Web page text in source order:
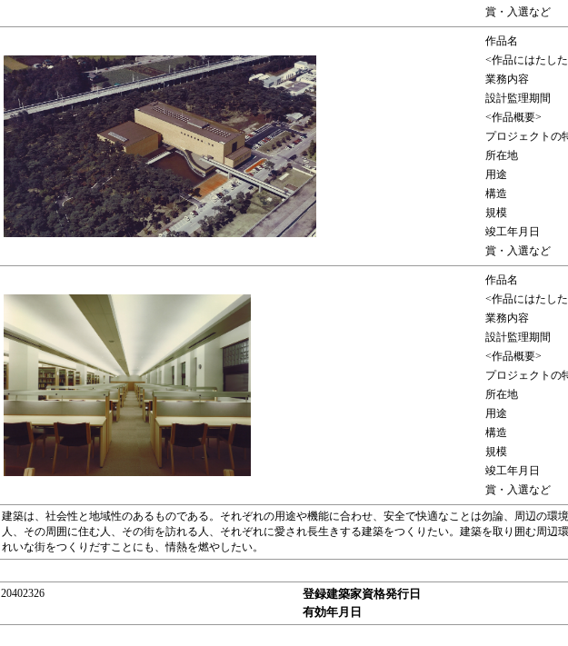
賞・入選など
作品名
<作品にはたし
業務内容
設計監理期間
<作品概要>
プロジェクトの
所在地
用途
構造
規模
竣工年月日
賞・入選など
作品名
<作品にはたし
業務内容
設計監理期間
<作品概要>
プロジェクトの
所在地
用途
構造
規模
竣工年月日
賞・入選など
建築は、社会性と地域性のあるものである。それぞれの用途や機能に合わせ、安全で快適なことは勿論、周辺の環
人、その周囲に住む人、その街を訪れる人、それぞれに愛され長生きする建築をつくりたい。建築を取り囲む周
れいな街をつくりだすことにも、情熱を燃やしたい。
20402326 登録建築家資格発行日
有効年月日